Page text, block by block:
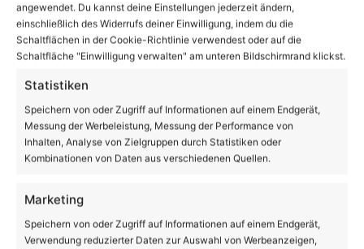
angewendet. Du kannst deine Einstellungen jederzeit ändern,
einschließlich des Widerrufs deiner Einwilligung, indem du die
Schaltflächen in der Cookie-Richtlinie verwendest oder auf die
Schaltfläche "Einwilligung verwalten" am unteren Bildschirmrand klickst.
Statistiken
Speichern von oder Zugriff auf Informationen auf einem Endgerät,
Messung der Werbeleistung, Messung der Performance von
Inhalten, Analyse von Zielgruppen durch Statistiken oder
Kombinationen von Daten aus verschiedenen Quellen.
Marketing
Speichern von oder Zugriff auf Informationen auf einem Endgerät,
Verwendung reduzierter Daten zur Auswahl von Werbeanzeigen,
/ Fraktionsmitteilungen
fordern Neuausrichtung des
in Bernau